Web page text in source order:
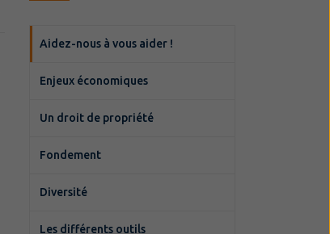
Aidez-nous à vous aider !
Enjeux économiques
Un droit de propriété
Fondement
Diversité
Les différents outils